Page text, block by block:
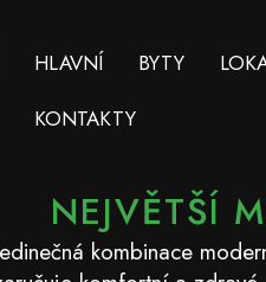
HLAVNÍ BYTY
KONTAKTY
NEJVĚTŠÍ
kombinace